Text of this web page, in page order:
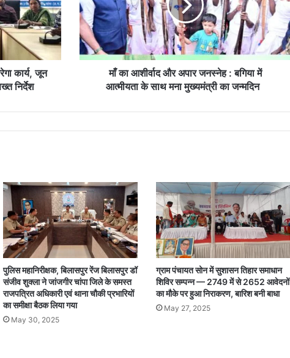
कार्य, जून
निर्देश
र्वा
द
औ
र
अ
न
या
में
आ
त्मी
ता
सा
थ
माँ का आशीर्वाद और अपार जनस्नेह : बगिया में
आत्मीयता के साथ मना मुख्यमंत्री का जन्मदिन
पुलिस महानिरीक्षक, बिलासपुर रेंज बिलासपुर डॉ
संजीव शुक्ला ने जांजगीर चांपा जिले के समस्त
राजपत्रित अधिकारी एवं थाना चौकी प्रभारियों
का समीक्षा बैठक लिया गया
May 30, 2025
ग्राम पंचायत सोन में सुशासन तिहार समाधान
शिविर सम्पन्न — 2749 में से 2652 आवेदनों
का मौके पर हुआ निराकरण, बारिश बनी बाधा
May 27, 2025